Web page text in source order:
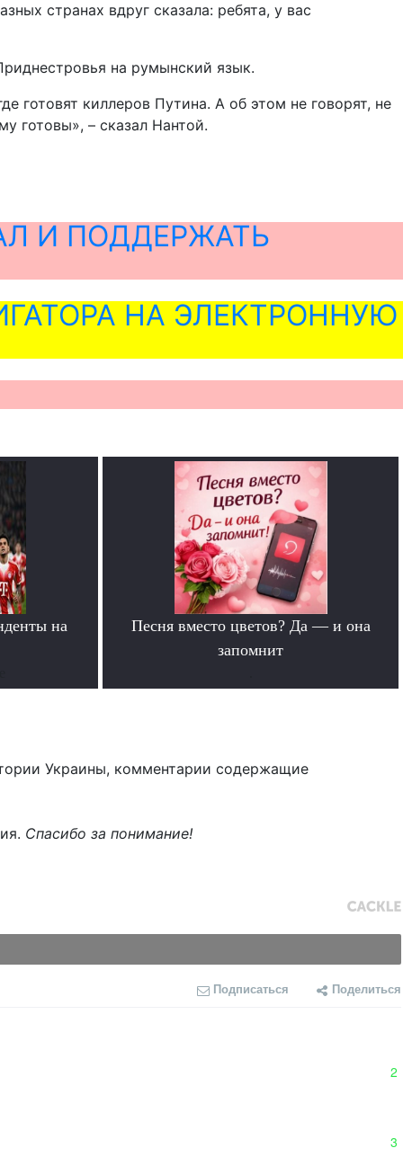
странах вдруг сказала: ребята, у вас
на румынский язык.
готовят киллеров Путина. А об этом не говорят, не
готовы», – сказал Нантой.
И ПОДДЕРЖАТЬ
НА ЭЛЕКТРОННУЮ
на
Песня вместо цветов? Да — и она
запомнит
Украины, комментарии содержащие
Спасибо за понимание!
Подписаться Поделиться
2
3